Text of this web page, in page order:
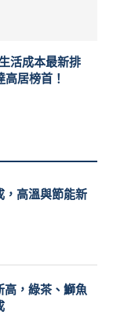
活成本最新排
居榜首！
，高溫與節能新
高，綠茶、鰤魚